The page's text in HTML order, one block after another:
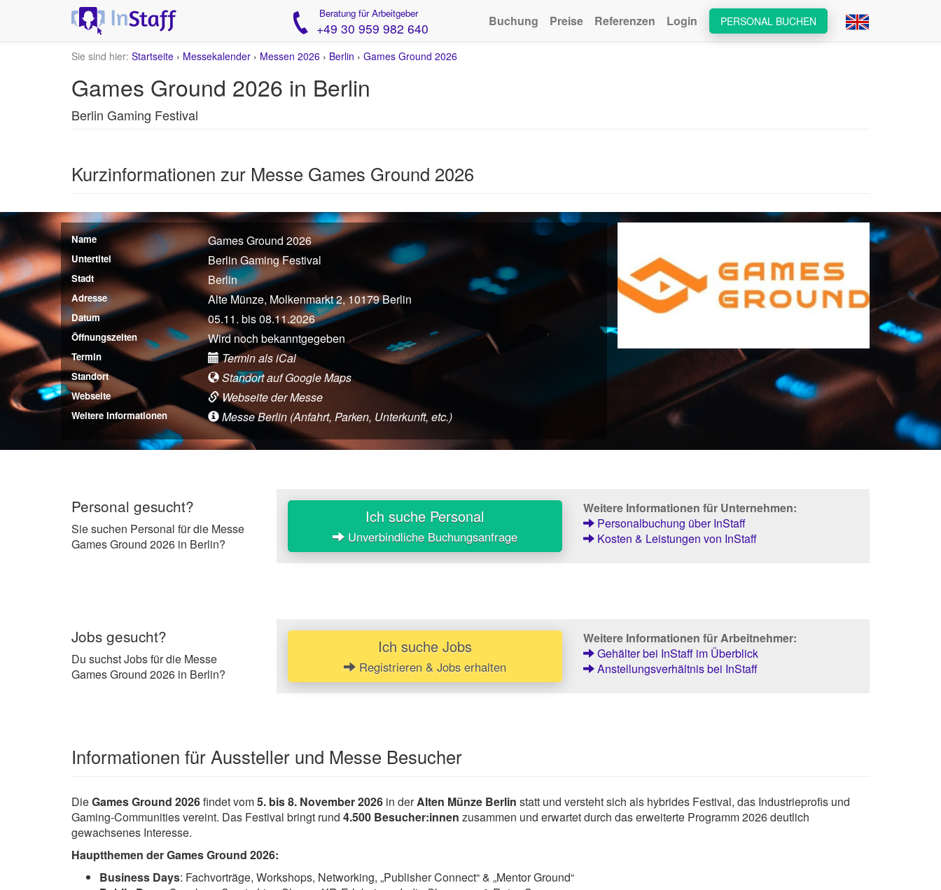
Beratung für Arbeitgeber
+49 30 959 982 640 PERSONAL BUCHEN
Buchung Preise Referenzen Login
Sie sind hier: Startseite › Messekalender › Messen 2026 › Berlin › Games Ground 2026
Games Ground 2026 in Berlin
Berlin Gaming Festival
Kurzinformationen zur Messe Games Ground 2026
Name Games Ground 2026
Untertitel Berlin Gaming Festival
Stadt Berlin
Adresse Alte Münze, Molkenmarkt 2, 10179 Berlin
Datum 05.11. bis 08.11.2026
Öffnungszeiten Wird noch bekanntgegeben
Termin Termin als iCal
Standort Standort auf Google Maps
Webseite Webseite der Messe
Weitere Informationen Messe Berlin (Anfahrt, Parken, Unterkunft, etc.)
Personal gesucht?
Sie suchen Personal für die Messe
Games Ground 2026 in Berlin?
Ich suche Personal
Unverbindliche Buchungsanfrage
Weitere Informationen für Unternehmen:
Personalbuchung über InStaff
Kosten & Leistungen von InStaff
Jobs gesucht?
Du suchst Jobs für die Messe
Games Ground 2026 in Berlin?
Ich suche Jobs
Registrieren & Jobs erhalten
Weitere Informationen für Arbeitnehmer:
Gehälter bei InStaff im Überblick
Anstellungsverhältnis bei InStaff
Informationen für Aussteller und Messe Besucher
DieGames Ground 2026findet vom5. bis 8. November 2026 in derAlten Münze Berlin statt und versteht sich als hybrides Festival, das Industrieprofis und
Gaming-Communities vereint. Das Festival bringt rund 4.500 Besucher:innen zusammen und erwartet durch das erweiterte Programm 2026 deutlich
gewachsenes Interesse.
Hauptthemen der Games Ground 2026:
Business Days: Fachvorträge, Workshops, Networking, „Publisher Connect“ & „Mentor Ground“